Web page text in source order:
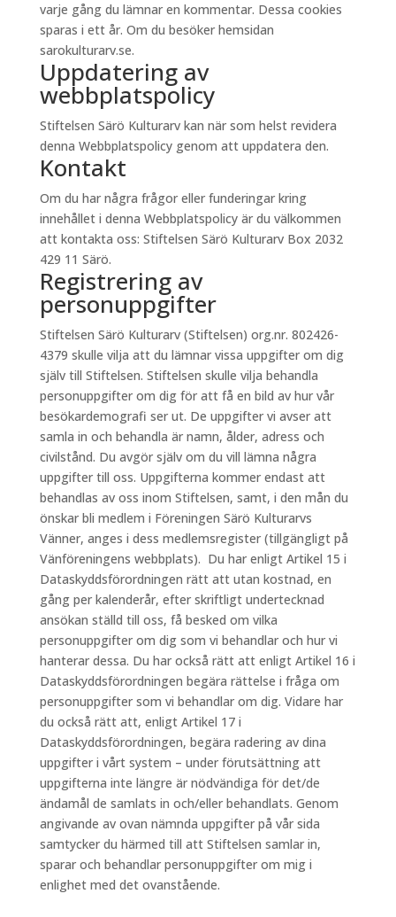
varje gång du lämnar en kommentar. Dessa cookies
sparas i ett år. Om du besöker hemsidan
sarokulturarv.se.
Uppdatering av
webbplatspolicy
Stiftelsen Särö Kulturarv kan när som helst revidera
denna Webbplatspolicy genom att uppdatera den.
Kontakt
Om du har några frågor eller funderingar kring
innehållet i denna Webbplatspolicy är du välkommen
att kontakta oss: Stiftelsen Särö Kulturarv Box 2032
429 11 Särö.
Registrering av
personuppgifter
Stiftelsen Särö Kulturarv (Stiftelsen) org.nr. 802426-
4379 skulle vilja att du lämnar vissa uppgifter om dig
själv till Stiftelsen. Stiftelsen skulle vilja behandla
personuppgifter om dig för att få en bild av hur vår
besökardemografi ser ut. De uppgifter vi avser att
samla in och behandla är namn, ålder, adress och
civilstånd. Du avgör själv om du vill lämna några
uppgifter till oss. Uppgifterna kommer endast att
behandlas av oss inom Stiftelsen, samt, i den mån du
önskar bli medlem i Föreningen Särö Kulturarvs
Vänner, anges i dess medlemsregister (tillgängligt på
Vänföreningens webbplats). Du har enligt Artikel 15 i
Dataskyddsförordningen rätt att utan kostnad, en
gång per kalenderår, efter skriftligt undertecknad
ansökan ställd till oss, få besked om vilka
personuppgifter om dig som vi behandlar och hur vi
hanterar dessa. Du har också rätt att enligt Artikel 16 i
Dataskyddsförordningen begära rättelse i fråga om
personuppgifter som vi behandlar om dig. Vidare har
du också rätt att, enligt Artikel 17 i
Dataskyddsförordningen, begära radering av dina
uppgifter i vårt system – under förutsättning att
uppgifterna inte längre är nödvändiga för det/de
ändamål de samlats in och/eller behandlats. Genom
angivande av ovan nämnda uppgifter på vår sida
samtycker du härmed till att Stiftelsen samlar in,
sparar och behandlar personuppgifter om mig i
enlighet med det ovanstående.